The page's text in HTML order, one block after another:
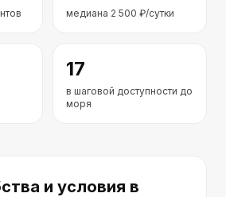
медиана 2 500 ₽/сутки
17
в шаговой доступности до
моря
и условия в